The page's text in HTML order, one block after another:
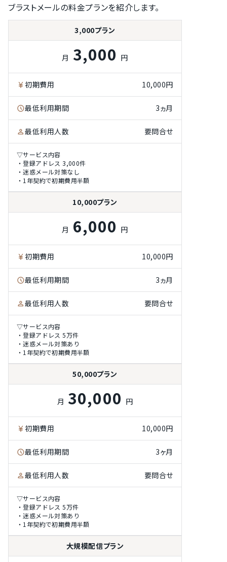
ブラストメールの料金プランを紹介します。
3,000プラン
月 3,000 円
初期費用 10,000円
最低利用期間 3ヵ月
最低利用人数 要問合せ
▽サービス内容
・登録アドレス 3,000件
・迷惑メール対策なし
・1年契約で初期費用半額
10,000プラン
月 6,000 円
初期費用 10,000円
最低利用期間 3ヵ月
最低利用人数 要問合せ
▽サービス内容
・登録アドレス 5万件
・迷惑メール対策あり
・1年契約で初期費用半額
50,000プラン
月 30,000 円
初期費用 10,000円
最低利用期間 3ヶ月
最低利用人数 要問合せ
▽サービス内容
・登録アドレス 5万件
・迷惑メール対策あり
・1年契約で初期費用半額
大規模配信プラン